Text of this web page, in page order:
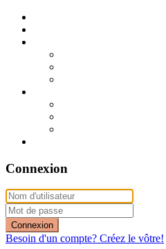
Connexion
Connexion
Besoin d'un compte? Créez le vôtre!